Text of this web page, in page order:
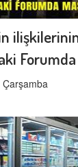
ilişkilerinin
Forumda
Çarşamba